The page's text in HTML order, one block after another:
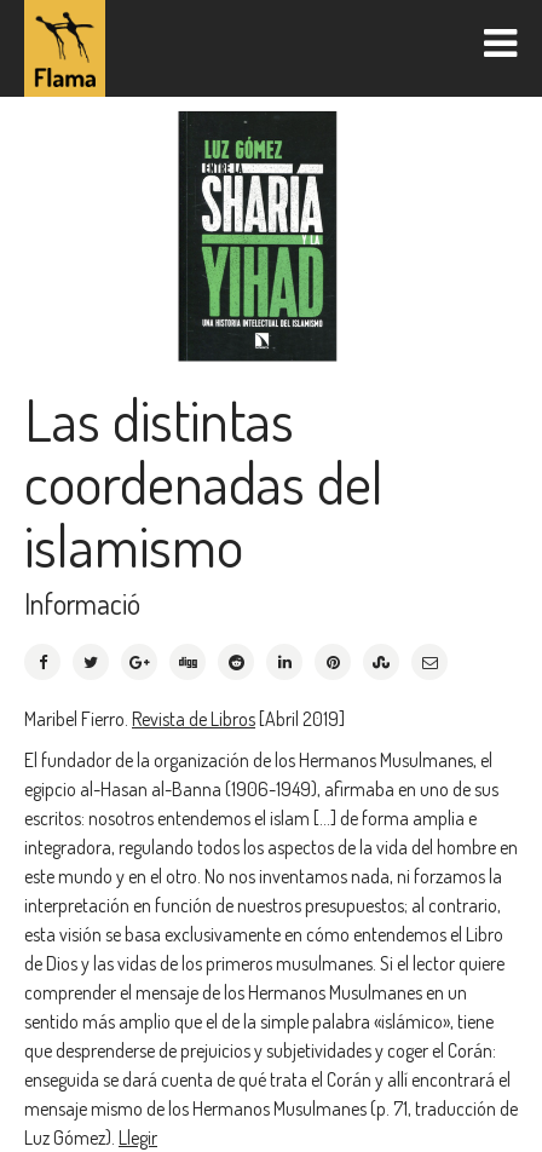
Las distintas
coordenadas del
islamismo
Informació
Maribel Fierro. Revista de Libros [Abril 2019]
El fundador de la organización de los Hermanos Musulmanes, el
egipcio al-Hasan al-Banna (1906-1949), afirmaba en uno de sus
escritos: nosotros entendemos el islam […] de forma amplia e
integradora, regulando todos los aspectos de la vida del hombre en
este mundo y en el otro. No nos inventamos nada, ni forzamos la
interpretación en función de nuestros presupuestos; al contrario,
esta visión se basa exclusivamente en cómo entendemos el Libro
de Dios y las vidas de los primeros musulmanes. Si el lector quiere
comprender el mensaje de los Hermanos Musulmanes en un
sentido más amplio que el de la simple palabra «islámico», tiene
que desprenderse de prejuicios y subjetividades y coger el Corán:
enseguida se dará cuenta de qué trata el Corán y allí encontrará el
mensaje mismo de los Hermanos Musulmanes (p. 71, traducción de
Luz Gómez). Llegir